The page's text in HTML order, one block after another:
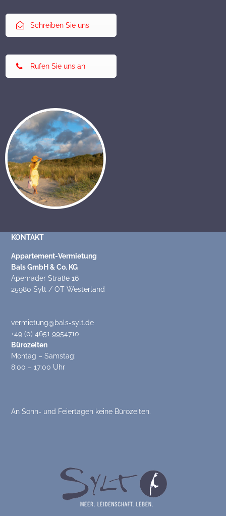
Schreiben Sie uns
Rufen Sie uns an
KONTAKT
Appartement-Vermietung
Bals GmbH & Co. KG
Apenrader Straße 16
25980 Sylt / OT Westerland
vermietung@bals-sylt.de
+49 (0) 4651 9954710
Bürozeiten
Montag – Samstag:
8:00 – 17:00 Uhr
An Sonn- und Feiertagen keine Bürozeiten.